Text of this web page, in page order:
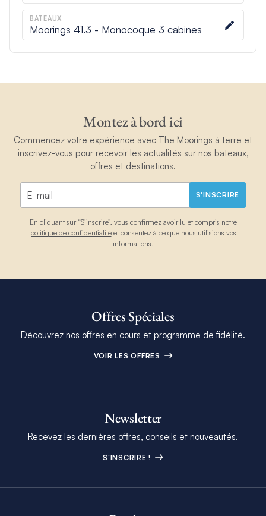
BATEAUX
Moorings 41.3 - Monocoque 3 cabines
Montez à bord ici
Commencez votre expérience avec The Moorings à terre et
inscrivez-vous pour recevoir les actualités sur nos bateaux,
offres et destinations.
S'INSCRIRE
En cliquant sur “S’inscrire”, vous confirmez avoir lu et compris notre
politique de confidentialitéet consentez à ce que nous utilisions vos
informations.
Offres Spéciales
Découvrez nos offres en cours et programme de fidélité.
VOIR LES OFFRES
Newsletter
Recevez les dernières offres, conseils et nouveautés.
S'INSCRIRE !